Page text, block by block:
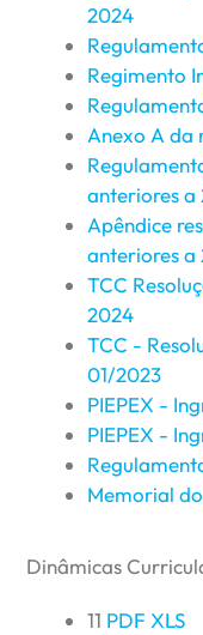
2024
Regimento
Anexo A da
anteriores a
Apêndice
anteriores a
TCC
2024
TCC -
01/2023
PIEPEX -
PIEPEX -
Memorial
Dinâmicas
11 PDF XLS